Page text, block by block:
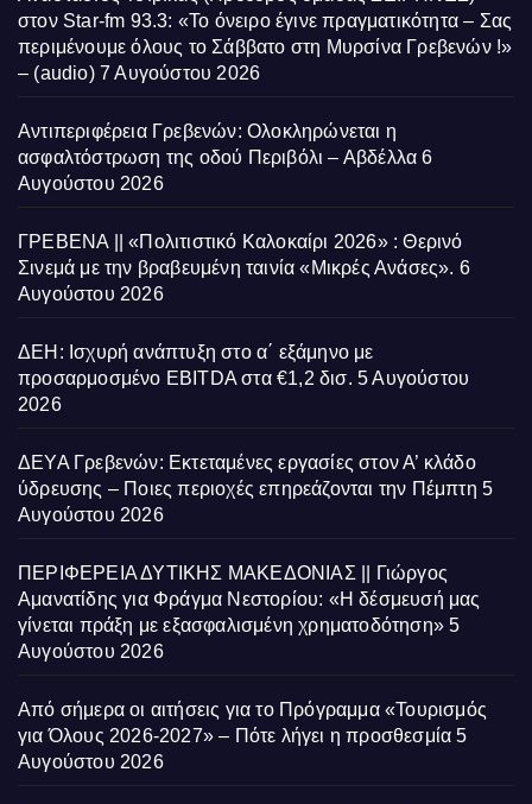
στον Star-fm 93.3: «Το όνειρο έγινε πραγματικότητα – Σας
περιμένουμε όλους το Σάββατο στη Μυρσίνα Γρεβενών !»
– (audio) 7 Αυγούστου 2026
Αντιπεριφέρεια Γρεβενών: Ολοκληρώνεται η
ασφαλτόστρωση της οδού Περιβόλι – Αβδέλλα 6
Αυγούστου 2026
ΓΡΕΒΕΝΑ || «Πολιτιστικό Καλοκαίρι 2026» : Θερινό
Σινεμά με την βραβευμένη ταινία «Μικρές Ανάσες». 6
Αυγούστου 2026
ΔΕΗ: Ισχυρή ανάπτυξη στο α΄ εξάμηνο με
προσαρμοσμένο EBITDA στα €1,2 δισ. 5 Αυγούστου
2026
ΔΕΥΑ Γρεβενών: Εκτεταμένες εργασίες στον Α’ κλάδο
ύδρευσης – Ποιες περιοχές επηρεάζονται την Πέμπτη 5
Αυγούστου 2026
ΠΕΡΙΦΕΡΕΙΑ ΔΥΤΙΚΗΣ ΜΑΚΕΔΟΝΙΑΣ || Γιώργος
Αμανατίδης για Φράγμα Νεστορίου: «Η δέσμευσή μας
γίνεται πράξη με εξασφαλισμένη χρηματοδότηση» 5
Αυγούστου 2026
Από σήμερα οι αιτήσεις για το Πρόγραμμα «Τουρισμός
για Όλους 2026-2027» – Πότε λήγει η προσθεσμία 5
Αυγούστου 2026